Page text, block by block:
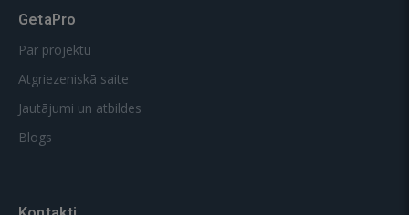
GetaPro
Par projektu
Atgriezeniskā saite
Jautājumi un atbildes
Blogs